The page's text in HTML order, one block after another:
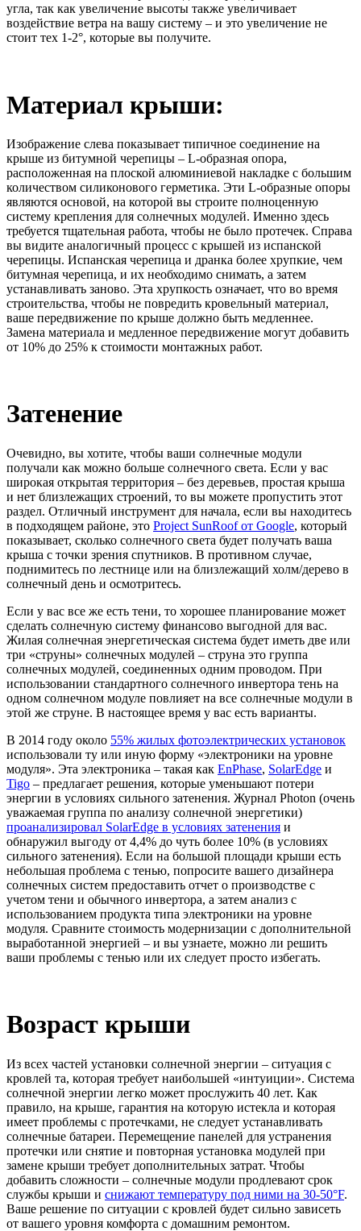
угла, так как увеличение высоты также увеличивает
воздействие ветра на вашу систему – и это увеличение не
стоит тех 1-2°, которые вы получите.
Материал крыши:
Изображение слева показывает типичное соединение на
крыше из битумной черепицы – L-образная опора,
расположенная на плоской алюминиевой накладке с большим
количеством силиконового герметика. Эти L-образные опоры
являются основой, на которой вы строите полноценную
систему крепления для солнечных модулей. Именно здесь
требуется тщательная работа, чтобы не было протечек. Справа
вы видите аналогичный процесс с крышей из испанской
черепицы. Испанская черепица и дранка более хрупкие, чем
битумная черепица, и их необходимо снимать, а затем
устанавливать заново. Эта хрупкость означает, что во время
строительства, чтобы не повредить кровельный материал,
ваше передвижение по крыше должно быть медленнее.
Замена материала и медленное передвижение могут добавить
от 10% до 25% к стоимости монтажных работ.
Затенение
Очевидно, вы хотите, чтобы ваши солнечные модули
получали как можно больше солнечного света. Если у вас
широкая открытая территория – без деревьев, простая крыша
и нет близлежащих строений, то вы можете пропустить этот
раздел. Отличный инструмент для начала, если вы находитесь
в подходящем районе, это Project SunRoof от Google, который
показывает, сколько солнечного света будет получать ваша
крыша с точки зрения спутников. В противном случае,
поднимитесь по лестнице или на близлежащий холм/дерево в
солнечный день и осмотритесь.
Если у вас все же есть тени, то хорошее планирование может
сделать солнечную систему финансово выгодной для вас.
Жилая солнечная энергетическая система будет иметь две или
три «струны» солнечных модулей – струна это группа
солнечных модулей, соединенных одним проводом. При
использовании стандартного солнечного инвертора тень на
одном солнечном модуле повлияет на все солнечные модули в
этой же струне. В настоящее время у вас есть варианты.
В 2014 году около 55% жилых фотоэлектрических установок
использовали ту или иную форму «электроники на уровне
модуля». Эта электроника – такая как EnPhase, SolarEdge и
Tigo – предлагает решения, которые уменьшают потери
энергии в условиях сильного затенения. Журнал Photon (очень
уважаемая группа по анализу солнечной энергетики)
проанализировал SolarEdge в условиях затенения и
обнаружил выгоду от 4,4% до чуть более 10% (в условиях
сильного затенения). Если на большой площади крыши есть
небольшая проблема с тенью, попросите вашего дизайнера
солнечных систем предоставить отчет о производстве с
учетом тени и обычного инвертора, а затем анализ с
использованием продукта типа электроники на уровне
модуля. Сравните стоимость модернизации с дополнительной
выработанной энергией – и вы узнаете, можно ли решить
ваши проблемы с тенью или их следует просто избегать.
Возраст крыши
Из всех частей установки солнечной энергии – ситуация с
кровлей та, которая требует наибольшей «интуиции». Система
солнечной энергии легко может прослужить 40 лет. Как
правило, на крыше, гарантия на которую истекла и которая
имеет проблемы с протечками, не следует устанавливать
солнечные батареи. Перемещение панелей для устранения
протечки или снятие и повторная установка модулей при
замене крыши требует дополнительных затрат. Чтобы
добавить сложности – солнечные модули продлевают срок
службы крыши и снижают температуру под ними на 30-50°F.
Ваше решение по ситуации с кровлей будет сильно зависеть
от вашего уровня комфорта с домашним ремонтом.